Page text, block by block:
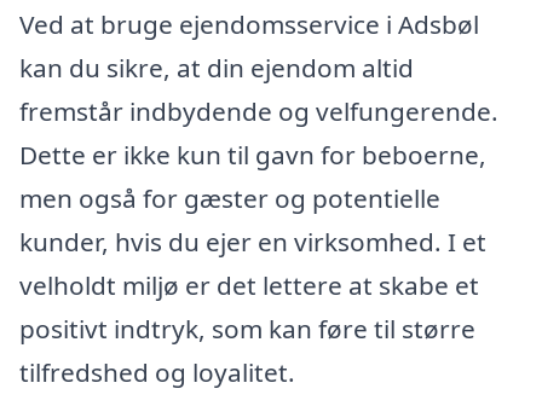
Ved at bruge ejendomsservice i Adsbøl
kan du sikre, at din ejendom altid
fremstår indbydende og velfungerende.
Dette er ikke kun til gavn for beboerne,
men også for gæster og potentielle
kunder, hvis du ejer en virksomhed. I et
velholdt miljø er det lettere at skabe et
positivt indtryk, som kan føre til større
tilfredshed og loyalitet.